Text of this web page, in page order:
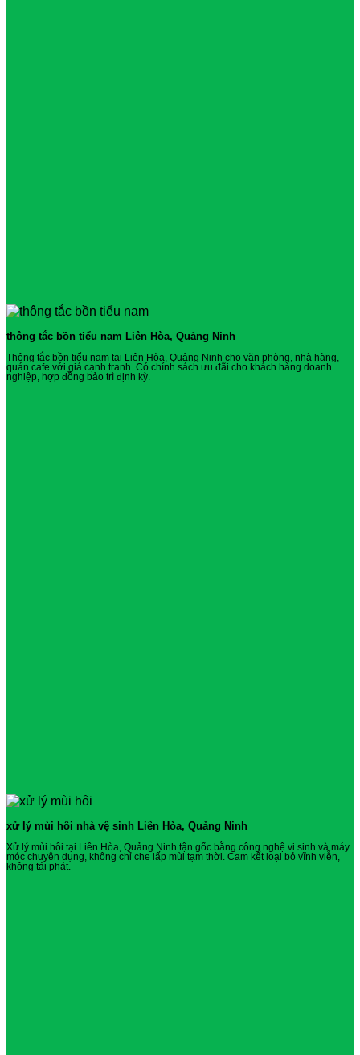
thông tắc bồn tiểu nam Liên Hòa, Quảng Ninh
Thông tắc bồn tiểu nam tại Liên Hòa, Quảng Ninh cho văn phòng, nhà hàng,
quán cafe với giá cạnh tranh. Có chính sách ưu đãi cho khách hàng doanh
nghiệp, hợp đồng bảo trì định kỳ.
xử lý mùi hôi nhà vệ sinh Liên Hòa, Quảng Ninh
Xử lý mùi hôi tại Liên Hòa, Quảng Ninh tận gốc bằng công nghệ vi sinh và máy
móc chuyên dụng, không chỉ che lấp mùi tạm thời. Cam kết loại bỏ vĩnh viễn,
không tái phát.